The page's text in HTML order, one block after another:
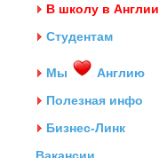
В школу в Англии
Студентам
Мы
Англию
Полезная инфо
Бизнес-Линк